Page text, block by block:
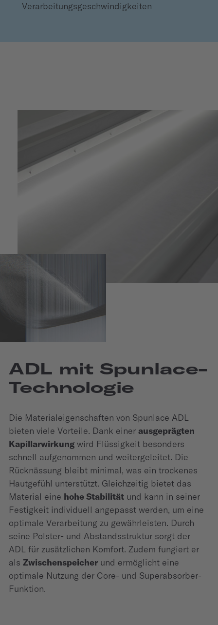
Verarbeitungsgeschwindigkeiten
ADL mit Spunlace-
Technologie
Die Materialeigenschaften von Spunlace ADL
bieten viele Vorteile. Dank einer ausgeprägten
Kapillarwirkung wird Flüssigkeit besonders
schnell aufgenommen und weitergeleitet. Die
Rücknässung bleibt minimal, was ein trockenes
Hautgefühl unterstützt. Gleichzeitig bietet das
Material eine hohe Stabilität und kann in seiner
Festigkeit individuell angepasst werden, um eine
optimale Verarbeitung zu gewährleisten. Durch
seine Polster- und Abstandsstruktur sorgt der
ADL für zusätzlichen Komfort. Zudem fungiert er
als Zwischenspeicher und ermöglicht eine
optimale Nutzung der Core- und Superabsorber-
Funktion.